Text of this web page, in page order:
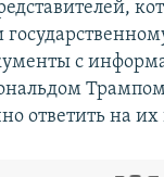
с
ответить на их